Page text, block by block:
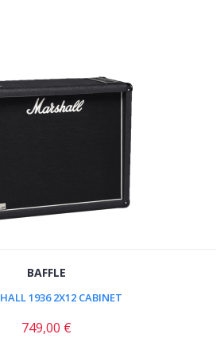
BAFFLE
1936 2X12 CABINET
749,00 €